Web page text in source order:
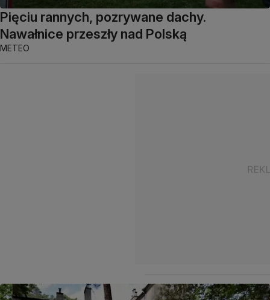
Pięciu rannych, pozrywane dachy.
Nawałnice przeszły nad Polską
METEO